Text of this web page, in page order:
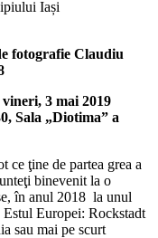
Iași
fotografie Claudiu
3 mai 2019
Sala „Diotima” a
ce ţine de partea grea a
binevenit la o
în anul 2018 la unul
Europei: Rockstadt
sau mai pe scurt